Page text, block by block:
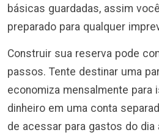
básicas guardadas, assim
preparado para qualquer
Construir sua reserva pode
passos. Tente destinar uma
economiza mensalmente para
dinheiro em uma conta
de acessar para gastos do dia